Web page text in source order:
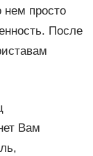
просто
После
Вам